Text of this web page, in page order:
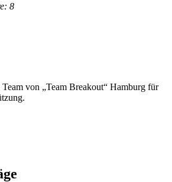
8
von „Team Breakout“ Hamburg für